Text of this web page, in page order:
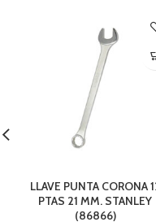
LLAVE PUNTA CORONA
PTAS 21 MM. STANLEY
(86866)